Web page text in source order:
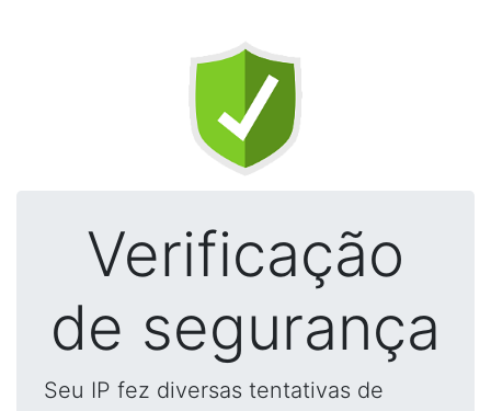
Verificação
de segurança
Seu IP fez diversas tentativas de